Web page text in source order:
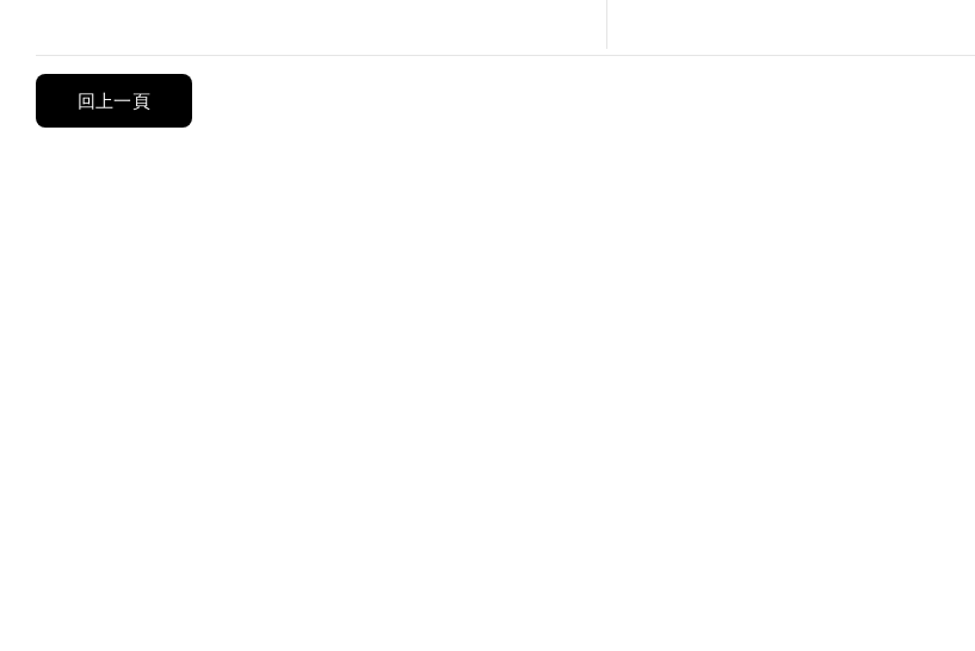
回上一頁